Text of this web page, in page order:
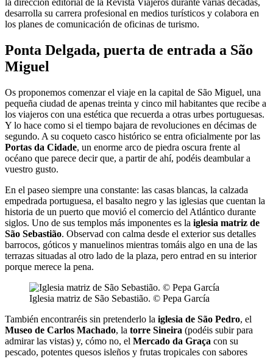
la dirección editorial de la Revista Viajeros durante varias décadas,
desarrolla su carrera profesional en medios turísticos y colabora en
los planes de comunicación de oficinas de turismo.
Ponta Delgada, puerta de entrada a São
Miguel
Os proponemos comenzar el viaje en la capital de São Miguel, una
pequeña ciudad de apenas treinta y cinco mil habitantes que recibe a
los viajeros con una estética que recuerda a otras urbes portuguesas.
Y lo hace como si el tiempo bajara de revoluciones en décimas de
segundo. A su coqueto casco histórico se entra oficialmente por las
Portas da Cidade, un enorme arco de piedra oscura frente al
océano que parece decir que, a partir de ahí, podéis deambular a
vuestro gusto.
En el paseo siempre una constante: las casas blancas, la calzada
empedrada portuguesa, el basalto negro y las iglesias que cuentan la
historia de un puerto que movió el comercio del Atlántico durante
siglos. Uno de sus templos más imponentes es la iglesia matriz de
São Sebastião. Observad con calma desde el exterior sus detalles
barrocos, góticos y manuelinos mientras tomáis algo en una de las
terrazas situadas al otro lado de la plaza, pero entrad en su interior
porque merece la pena.
Iglesia matriz de São Sebastião. © Pepa García
También encontraréis sin pretenderlo la iglesia de São Pedro, el
Museo de Carlos Machado, la torre Sineira (podéis subir para
admirar las vistas) y, cómo no, el Mercado da Graça con su
pescado, potentes quesos isleños y frutas tropicales con sabores